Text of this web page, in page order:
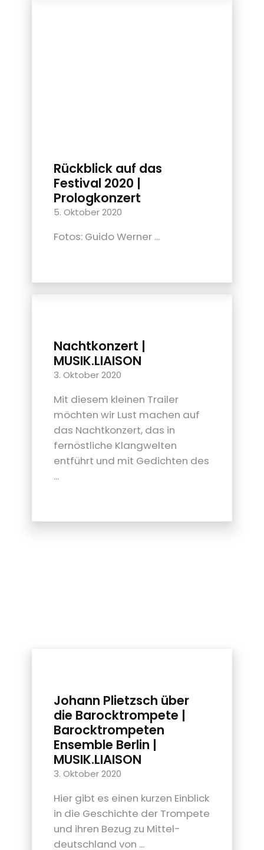
Rückblick auf das
Festival 2020 |
Prologkonzert
5. Oktober 2020
Fotos: Guido Werner ...
Nachtkonzert |
MUSIK.LIAISON
3. Oktober 2020
Mit diesem kleinen Trailer
möchten wir Lust machen auf
das Nachtkonzert, das in
fernöstliche Klangwelten
entführt und mit Gedichten des
...
Johann Plietzsch über
die Barock­trompete |
Barock­trompeten
Ensemble Berlin |
MUSIK.LIAISON
3. Oktober 2020
Hier gibt es einen kurzen Einblick
in die Geschichte der Trompete
und ihren Bezug zu Mittel­
deutschland von ...